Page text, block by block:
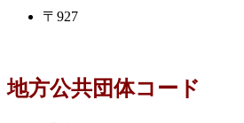
〒927
地方公共団体コード